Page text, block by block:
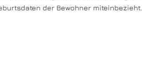
der Bewohner miteinbezieht.